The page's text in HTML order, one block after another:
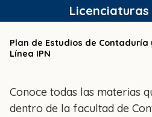
al
Licenciaturas
Plan de Estudios de Contaduría
Línea IPN
Conoce todas las materias
dentro de la facultad de